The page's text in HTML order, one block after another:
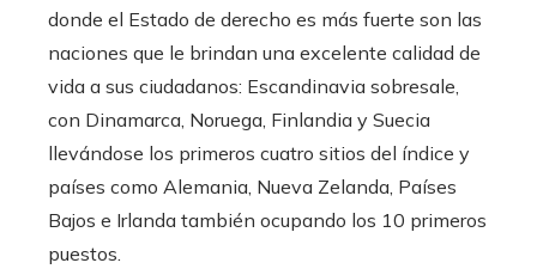
donde el Estado de derecho es más fuerte son las
naciones que le brindan una excelente calidad de
vida a sus ciudadanos: Escandinavia sobresale,
con Dinamarca, Noruega, Finlandia y Suecia
llevándose los primeros cuatro sitios del índice y
países como Alemania, Nueva Zelanda, Países
Bajos e Irlanda también ocupando los 10 primeros
puestos.